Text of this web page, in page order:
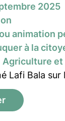
2025
animation
à la
Agriculture
Lafi Bala